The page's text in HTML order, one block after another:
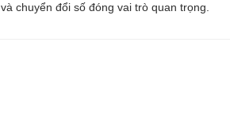
chuyển đổi số đóng vai trò quan trọng.